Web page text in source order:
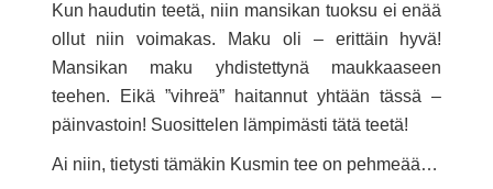
Kun haudutin teetä, niin mansikan tuoksu ei enää
ollut niin voimakas. Maku oli – erittäin hyvä!
Mansikan maku yhdistettynä maukkaaseen
teehen. Eikä ”vihreä” haitannut yhtään tässä –
päinvastoin! Suosittelen lämpimästi tätä teetä!
Ai niin, tietysti tämäkin Kusmin tee on pehmeää…